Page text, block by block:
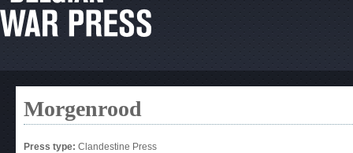
Morgenrood
Press type: Clandestine Press